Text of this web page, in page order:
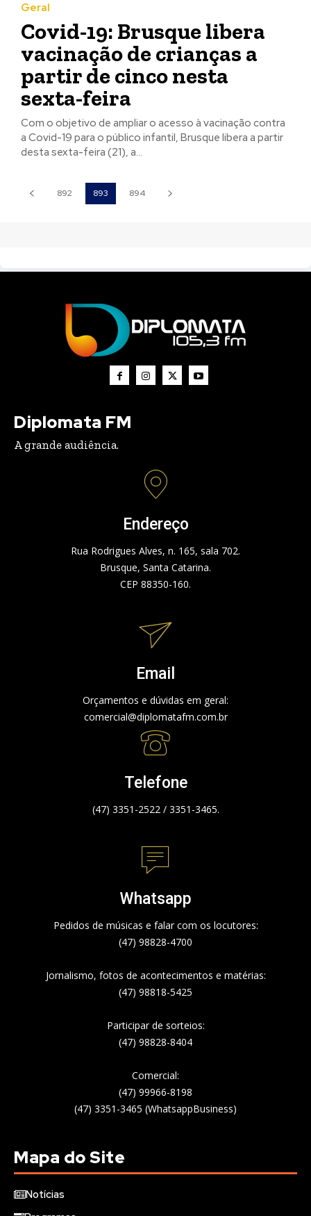
Geral
Covid-19: Brusque libera
vacinação de crianças a
partir de cinco nesta
sexta-feira
Com o objetivo de ampliar o acesso à vacinação contra
a Covid-19 para o público infantil, Brusque libera a partir
desta sexta-feira (21), a...
892 893 894
Diplomata FM
A grande audiência.
Endereço
Rua Rodrigues Alves, n. 165, sala 702.
Brusque, Santa Catarina.
CEP 88350-160.
Email
Orçamentos e dúvidas em geral:
comercial@diplomatafm.com.br
Telefone
(47) 3351-2522 / 3351-3465.
Whatsapp
Pedidos de músicas e falar com os locutores:
(47) 98828-4700
Jornalismo, fotos de acontecimentos e matérias:
(47) 98818-5425
Participar de sorteios:
(47) 98828-8404
Comercial:
(47) 99966-8198
(47) 3351-3465 (WhatsappBusiness)
Mapa do Site
Notícias